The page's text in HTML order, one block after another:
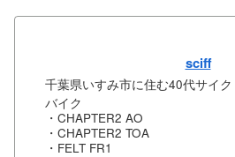
sciff
千葉県いすみ市に住む40代サイク
バイク
・CHAPTER2 AO
・CHAPTER2 TOA
・FELT FR1